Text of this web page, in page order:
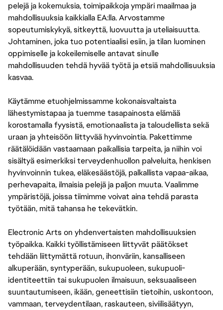
pelejä ja kokemuksia, toimipaikkoja ympäri maailmaa ja
mahdollisuuksia kaikkialla EA:lla. Arvostamme
sopeutumiskykyä, sitkeyttä, luovuutta ja uteliaisuutta.
Johtaminen, joka tuo potentiaalisi esiin, ja tilan luominen
oppimiselle ja kokeilemiselle antavat sinulle
mahdollisuuden tehdä hyvää työtä ja etsiä mahdollisuuksia
kasvaa.
Käytämme etuohjelmissamme kokonaisvaltaista
lähestymistapaa ja tuemme tasapainosta elämää
korostamalla fyysistä, emotionaalista ja taloudellista sekä
uraan ja yhteisöön liittyvää hyvinvointia. Pakettimme
räätälöidään vastaamaan paikallisia tarpeita, ja niihin voi
sisältyä esimerkiksi terveydenhuollon palveluita, henkisen
hyvinvoinnin tukea, eläkesäästöjä, palkallista vapaa-aikaa,
perhevapaita, ilmaisia pelejä ja paljon muuta. Vaalimme
ympäristöjä, joissa tiimimme voivat aina tehdä parasta
työtään, mitä tahansa he tekevätkin.
Electronic Arts on yhdenvertaisten mahdollisuuksien
työpaikka. Kaikki työllistämiseen liittyvät päätökset
tehdään liittymättä rotuun, ihonväriin, kansalliseen
alkuperään, syntyperään, sukupuoleen, sukupuoli-
identiteettiin tai sukupuolen ilmaisuun, seksuaaliseen
suuntautumiseen, ikään, geneettisiin tietoihin, uskontoon,
vammaan, terveydentilaan, raskauteen, siviilisäätyyn,